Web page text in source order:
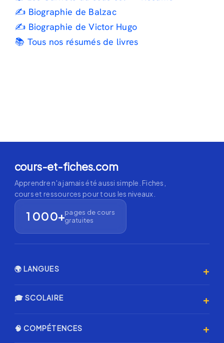
✍️ Biographie de Balzac
✍️ Biographie de Victor Hugo
📚 Tous nos résumés de livres
cours-et-fiches.com
Apprendre n'a jamais été aussi simple. Fiches,
cours et ressources pour tous les niveaux.
1 000+pages de cours
gratuites
🌍 LANGUES +
Anglais 🇬🇧
Allemand 🇩🇪
🎓 SCOLAIRE +
🧠 COMPÉTENCES +